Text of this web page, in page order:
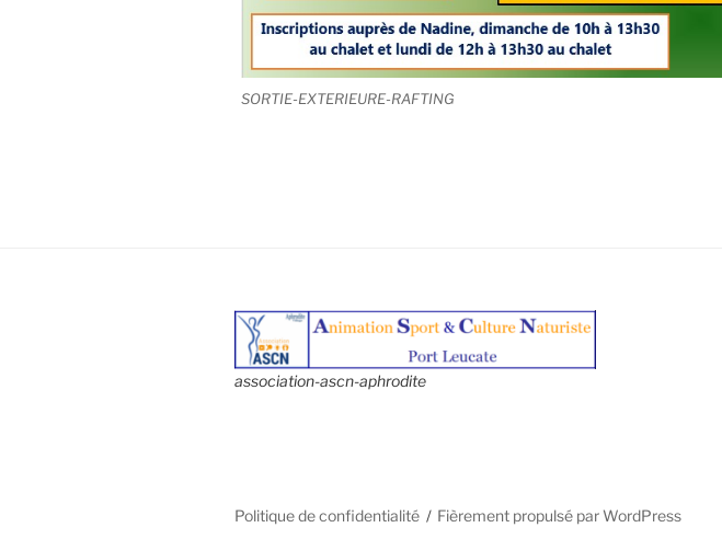
SORTIE-EXTERIEURE-RAFTING
association-ascn-aphrodite
Politique de confidentialité Fièrement propulsé par WordPress